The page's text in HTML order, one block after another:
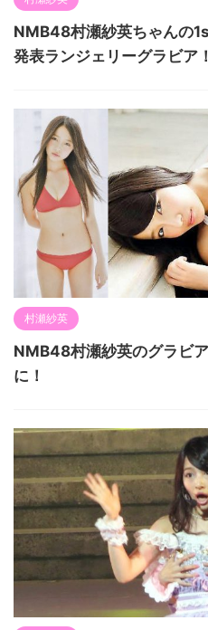
NMB48村瀬紗英ちゃんの
発表ランジェリーグラビア！
村瀬紗英
NMB48村瀬紗英のグラビ
に！